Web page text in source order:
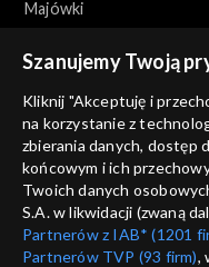
Majówki
Miasta
Arrasy i gobeliny
Szanujemy Twoją
Kliknij "Akceptuję i
na korzystanie z
zbierania danych, dostęp
końcowym i ich
Twoich danych
S.A. w likwidacji (zwaną
Partnerów z IAB* (1201
Partnerów TVP (93 firm),